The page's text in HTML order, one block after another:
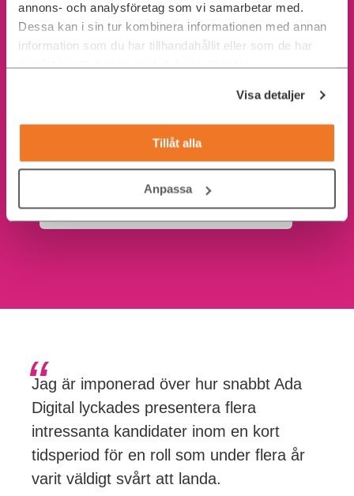
annons- och analysföretag som vi samarbetar med.
Dessa kan i sin tur kombinera informationen med annan
information som du har tillhandahållit eller som de har
samlat in när du har använt deras tjänster.
Visa detaljer
Tillåt alla
Anpassa
Jag är imponerad över hur snabbt Ada
Digital lyckades presentera flera
intressanta kandidater inom en kort
tidsperiod för en roll som under flera år
varit väldigt svårt att landa.